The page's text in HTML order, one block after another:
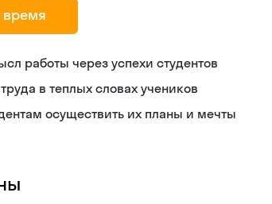
время
работы через успехи студентов
в теплых словах учеников
осуществить их планы и мечты